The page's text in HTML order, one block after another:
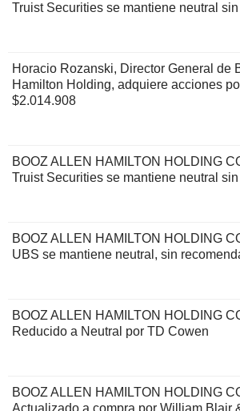
Truist Securities se mantiene neutral
Horacio Rozanski, Director General de
Hamilton Holding, adquiere acciones
$2.014.908
BOOZ ALLEN HAMILTON HOLDING
Truist Securities se mantiene neutral
BOOZ ALLEN HAMILTON HOLDING
UBS se mantiene neutral, sin
BOOZ ALLEN HAMILTON HOLDING
Reducido a Neutral por TD Cowen
BOOZ ALLEN HAMILTON HOLDING